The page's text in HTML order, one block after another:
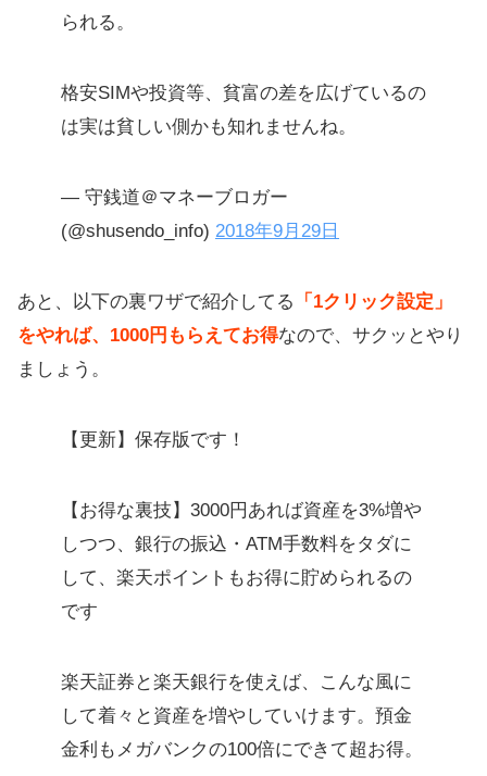
られる。
格安SIMや投資等、貧富の差を広げているの
は実は貧しい側かも知れませんね。
— 守銭道＠マネーブロガー
(@shusendo_info) 2018年9月29日
あと、以下の裏ワザで紹介してる
「1クリック設定」
をやれば、1000円もらえてお得なので、サクッとやり
ましょう。
【更新】保存版です！
【お得な裏技】3000円あれば資産を3%増や
しつつ、銀行の振込・ATM手数料をタダに
して、楽天ポイントもお得に貯められるの
です
楽天証券と楽天銀行を使えば、こんな風に
して着々と資産を増やしていけます。預金
金利もメガバンクの100倍にできて超お得。